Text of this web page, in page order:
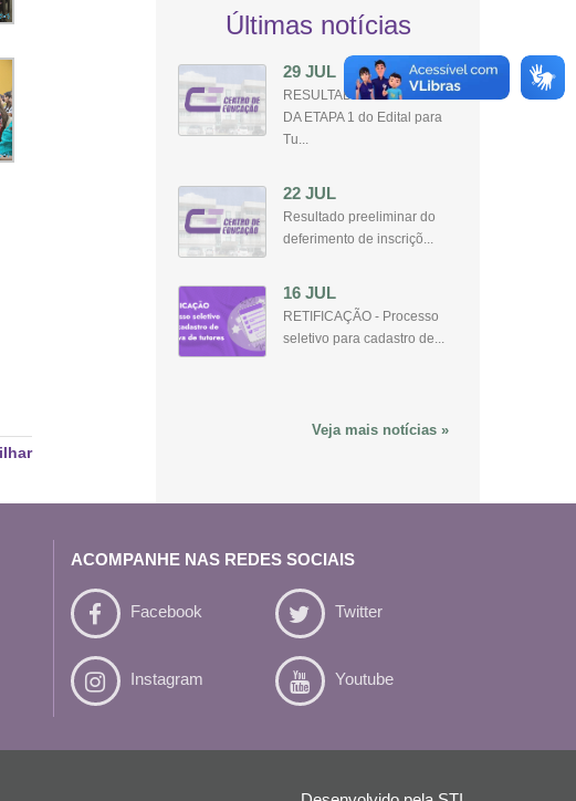
Últimas notícias
29 JUL
RESULTADO PRELIMINAR
DA ETAPA 1 do Edital para
Tu...
22 JUL
Resultado preeliminar do
deferimento de inscriçõ...
16 JUL
RETIFICAÇÃO - Processo
seletivo para cadastro de...
Veja mais notícias »
ACOMPANHE NAS REDES SOCIAIS
Facebook Twitter
Instagram Youtube